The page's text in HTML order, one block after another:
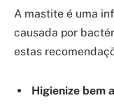
A mastite é uma
causada por
estas
Higienize bem